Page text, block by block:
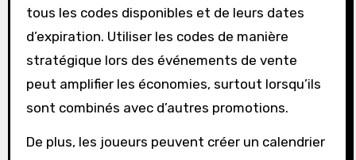
tous les codes disponibles et de leurs dates
d’expiration. Utiliser les codes de manière
stratégique lors des événements de vente
peut amplifier les économies, surtout lorsqu’ils
sont combinés avec d’autres promotions.
De plus, les joueurs peuvent créer un calendrier